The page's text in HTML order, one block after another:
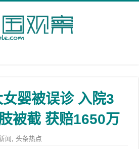
婴被误诊 入院3
被截 获赔1650万
闻 ,头条热点